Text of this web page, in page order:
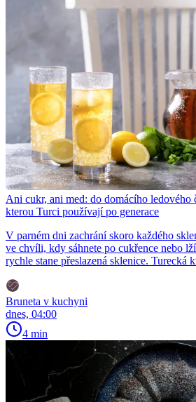
Ani cukr, ani med: do domácího ledového
kterou Turci používají po generace
V parném dni zachrání skoro každého
ve chvíli, kdy sáhnete po cukřence nebo
rychle stane přeslazená sklenice. Turecká
Bruneta v kuchyni
dnes, 04:00
4 min